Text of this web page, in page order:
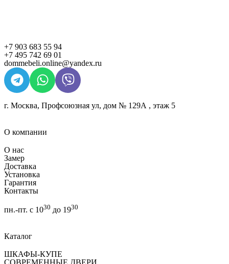
+7 903 683 55 94
+7 495 742 69 01
dommebeli.online@yandex.ru
г. Москва, Профсоюзная ул, дом № 129А , этаж 5
О компании
О нас
Замер
Доставка
Установка
Гарантия
Контакты
пн.-пт. с 1030 до 1930
Каталог
ШКАФЫ-КУПЕ
СОВРЕМЕННЫЕ ДВЕРИ